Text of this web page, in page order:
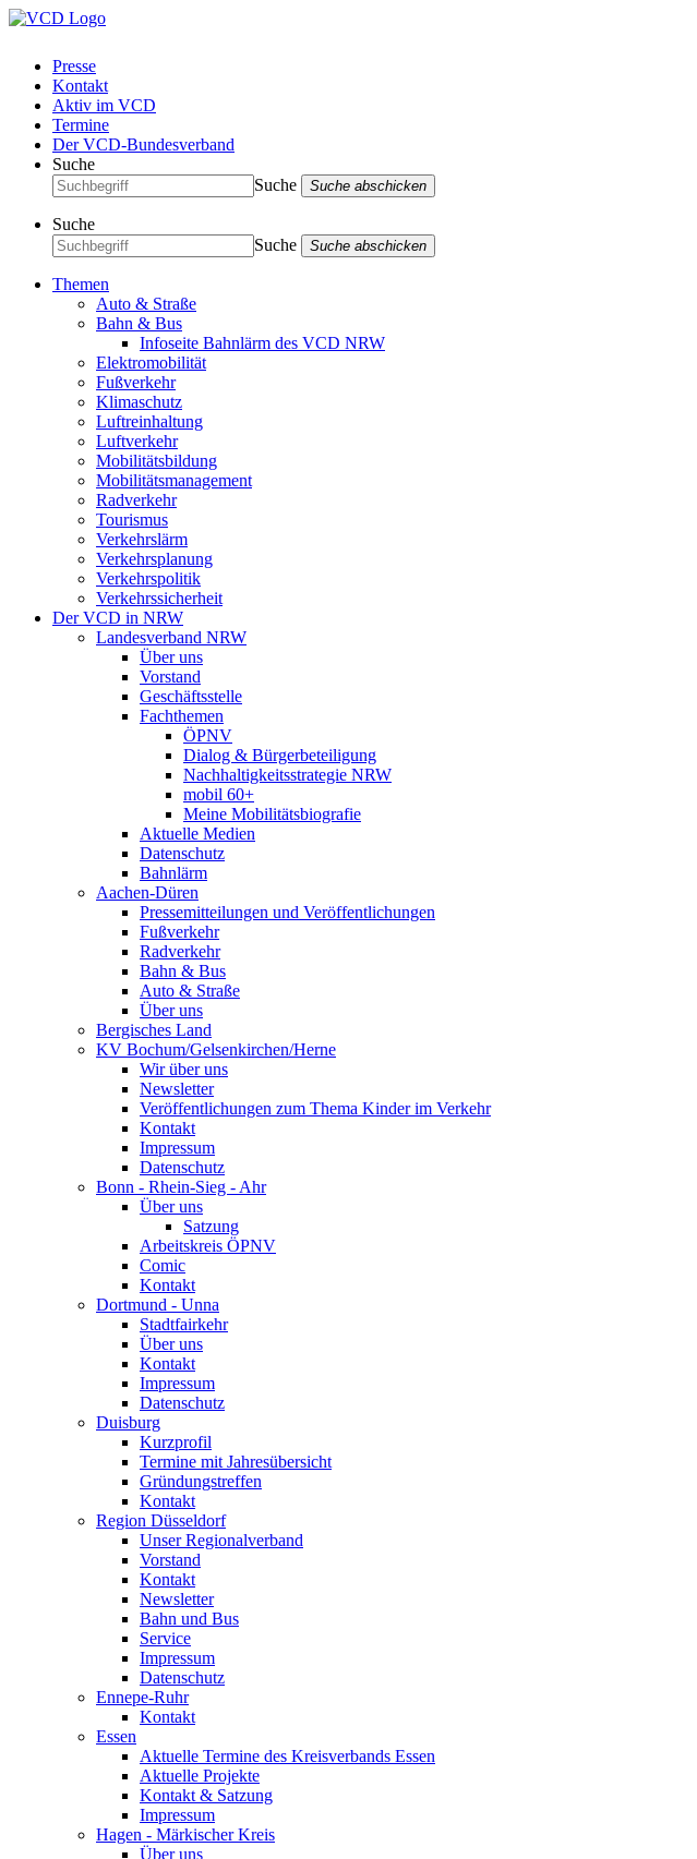
Presse
Kontakt
Aktiv im VCD
Termine
Der VCD-Bundesverband
Suche
Suche
Suche abschicken
Suche
Suche
Suche abschicken
Themen
Auto & Straße
Bahn & Bus
Infoseite Bahnlärm des VCD NRW
Elektromobilität
Fußverkehr
Klimaschutz
Luftreinhaltung
Luftverkehr
Mobilitätsbildung
Mobilitätsmanagement
Radverkehr
Tourismus
Verkehrslärm
Verkehrsplanung
Verkehrspolitik
Verkehrssicherheit
Der VCD in NRW
Landesverband NRW
Über uns
Vorstand
Geschäftsstelle
Fachthemen
ÖPNV
Dialog & Bürgerbeteiligung
Nachhaltigkeitsstrategie NRW
mobil 60+
Meine Mobilitätsbiografie
Aktuelle Medien
Datenschutz
Bahnlärm
Aachen-Düren
Pressemitteilungen und Veröffentlichungen
Fußverkehr
Radverkehr
Bahn & Bus
Auto & Straße
Über uns
Bergisches Land
KV Bochum/Gelsenkirchen/Herne
Wir über uns
Newsletter
Veröffentlichungen zum Thema Kinder im Verkehr
Kontakt
Impressum
Datenschutz
Bonn - Rhein-Sieg - Ahr
Über uns
Satzung
Arbeitskreis ÖPNV
Comic
Kontakt
Dortmund - Unna
Stadtfairkehr
Über uns
Kontakt
Impressum
Datenschutz
Duisburg
Kurzprofil
Termine mit Jahresübersicht
Gründungstreffen
Kontakt
Region Düsseldorf
Unser Regionalverband
Vorstand
Kontakt
Newsletter
Bahn und Bus
Service
Impressum
Datenschutz
Ennepe-Ruhr
Kontakt
Essen
Aktuelle Termine des Kreisverbands Essen
Aktuelle Projekte
Kontakt & Satzung
Impressum
Hagen - Märkischer Kreis
Über uns